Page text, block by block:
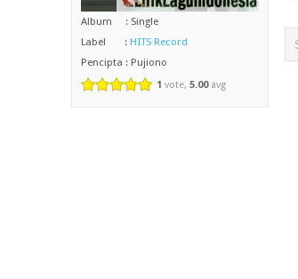
Album : Single
Label :HITS Record
Pencipta : Pujiono
1 vote,5.00avg